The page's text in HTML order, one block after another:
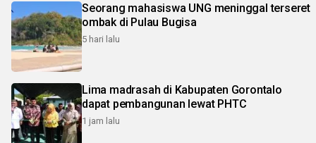
Seorang mahasiswa UNG meninggal terseret
ombak di Pulau Bugisa
5 hari lalu
Lima madrasah di Kabupaten Gorontalo
dapat pembangunan lewat PHTC
1 jam lalu